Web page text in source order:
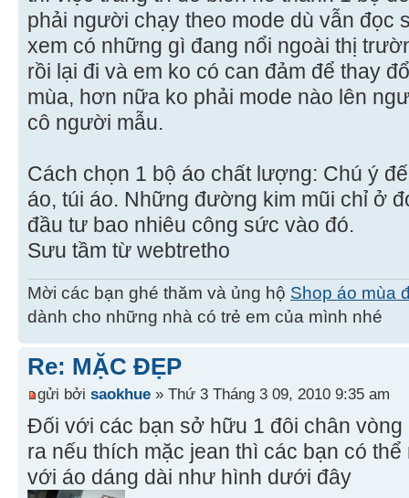
phải người chạy theo mode dù vẫn đọc
xem có những gì đang nổi ngoài thị
rồi lại đi và em ko có can đảm để thay
mùa, hơn nữa ko phải mode nào lên
cô người mẫu.
Cách chọn 1 bộ áo chất lượng: Chú ý
áo, túi áo. Những đường kim mũi chỉ ở
đầu tư bao nhiêu công sức vào đó.
Sưu tầm từ webtretho
Mời các bạn ghé thăm và ủng hộ Shop áo mùa
dành cho những nhà có trẻ em của mình nhé
Re: MẶC ĐẸP
gửi bởi saokhue » Thứ 3 Tháng 3 09, 2010 9:35 am
Đối với các bạn sở hữu 1 đôi chân
ra nếu thích mặc jean thì các bạn có
với áo dáng dài như hình dưới đây